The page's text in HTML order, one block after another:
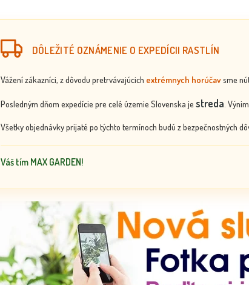
DÔLEŽITÉ OZNÁMENIE O EXPEDÍCII RASTLÍN
Vážení zákazníci, z dôvodu pretrvávajúcich extrémnych horúčavsme
Posledným dňom expedície pre celé územie Slovenska je streda .
Všetky objednávky prijaté po týchto termínoch budú z bezpečnostných
Váš tím MAX GARDEN!